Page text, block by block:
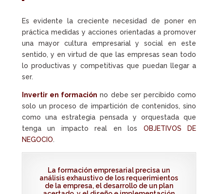
Es evidente la creciente necesidad de poner en
práctica medidas y acciones orientadas a promover
una mayor cultura empresarial y social en este
sentido, y en virtud de que las empresas sean todo
lo productivas y competitivas que puedan llegar a
ser.
Invertir en formación no debe ser percibido como
solo un proceso de impartición de contenidos, sino
como una estrategia pensada y orquestada que
tenga un impacto real en los OBJETIVOS DE
NEGOCIO.
La formación empresarial precisa un
análisis exhaustivo de los requerimientos
de la empresa, el desarrollo de un plan